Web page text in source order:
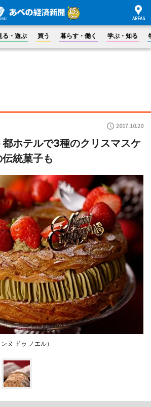
る・遊ぶ 買う 暮らす・働く 学ぶ・知る
2017.10.20
ホテルで3種のクリスマスケ
統菓子も
ヌ ドゥ ノエル）